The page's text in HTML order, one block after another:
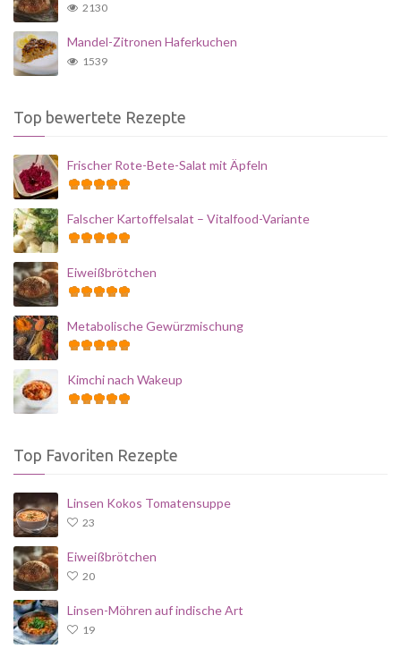
2130
Mandel-Zitronen Haferkuchen
1539
Top bewertete Rezepte
Frischer Rote-Bete-Salat mit Äpfeln
Falscher Kartoffelsalat – Vitalfood-Variante
Eiweißbrötchen
Metabolische Gewürzmischung
Kimchi nach Wakeup
Top Favoriten Rezepte
Linsen Kokos Tomatensuppe
23
Eiweißbrötchen
20
Linsen-Möhren auf indische Art
19